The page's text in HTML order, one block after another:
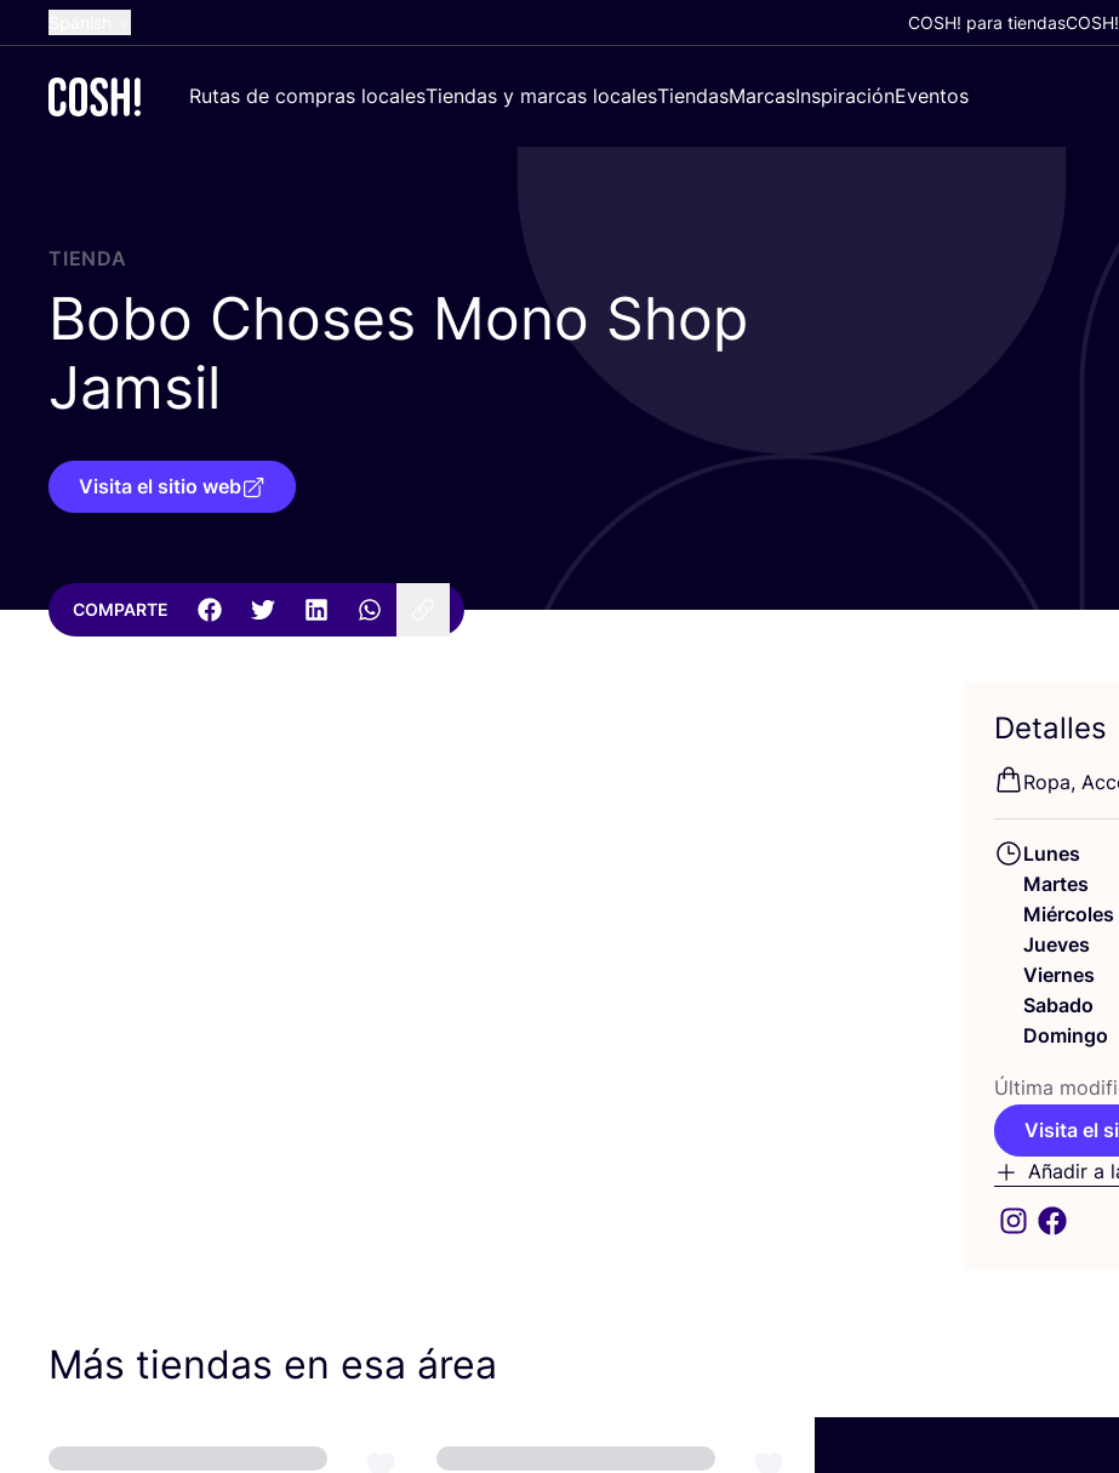
Dutch
Croatian
COSH! para tiendas
Rutas de compras localesTiendas y marcas localesTiendasMarcasInspiraciónEventos
TIENDA
Bobo Choses Mono Shop
Jamsil
Visita el sitio web
COMPARTE
Detalles
Ropa,
Lunes
Martes
Miércoles
Jueves
Viernes
Sabado
Domingo
Últi­ma
Visita el
Añadir a
Más tiendas en esa área